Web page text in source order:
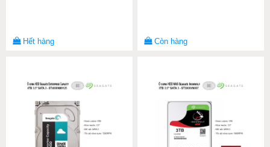
Hết hàng Còn hàng